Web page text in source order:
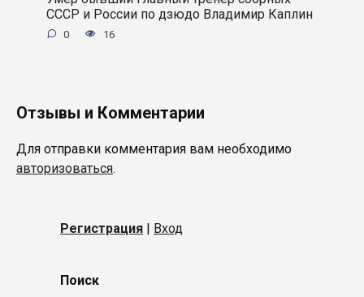
СССР и России по дзюдо Владимир Каплин
0 16
Отзывы и Комментарии
Для отправки комментария вам необходимо
авторизоваться.
Регистрация | Вход
Поиск